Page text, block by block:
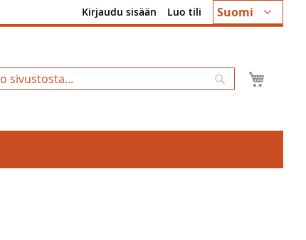
Kieli
Suomi
Kirjaudu sisään Luo tili
Hae